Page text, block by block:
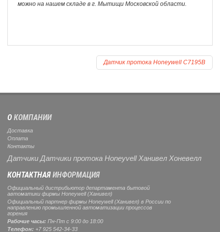
можно на нашем складе в г. Мытищи Московской области.
Датчик протока Honeywell C7195B
О КОМПАНИИ
Доставка
Оплата
Контакты
Датчики Датчики протока Honeyvell Ханивел Хоневелл
КОНТАКТНАЯИНФОРМАЦИЯ
Официальный дистрибьютор департамента бытовой
автоматики фирмы Honeywell (Ханивел)
Официальный партнер фирмы Honeywell (Ханивел) в России по
направлению промышленной автоматизации процессов
горения
Рабочие часы: Пн-Пт с 9:00 до 18:00
Телефон: +7 925 542-34-33